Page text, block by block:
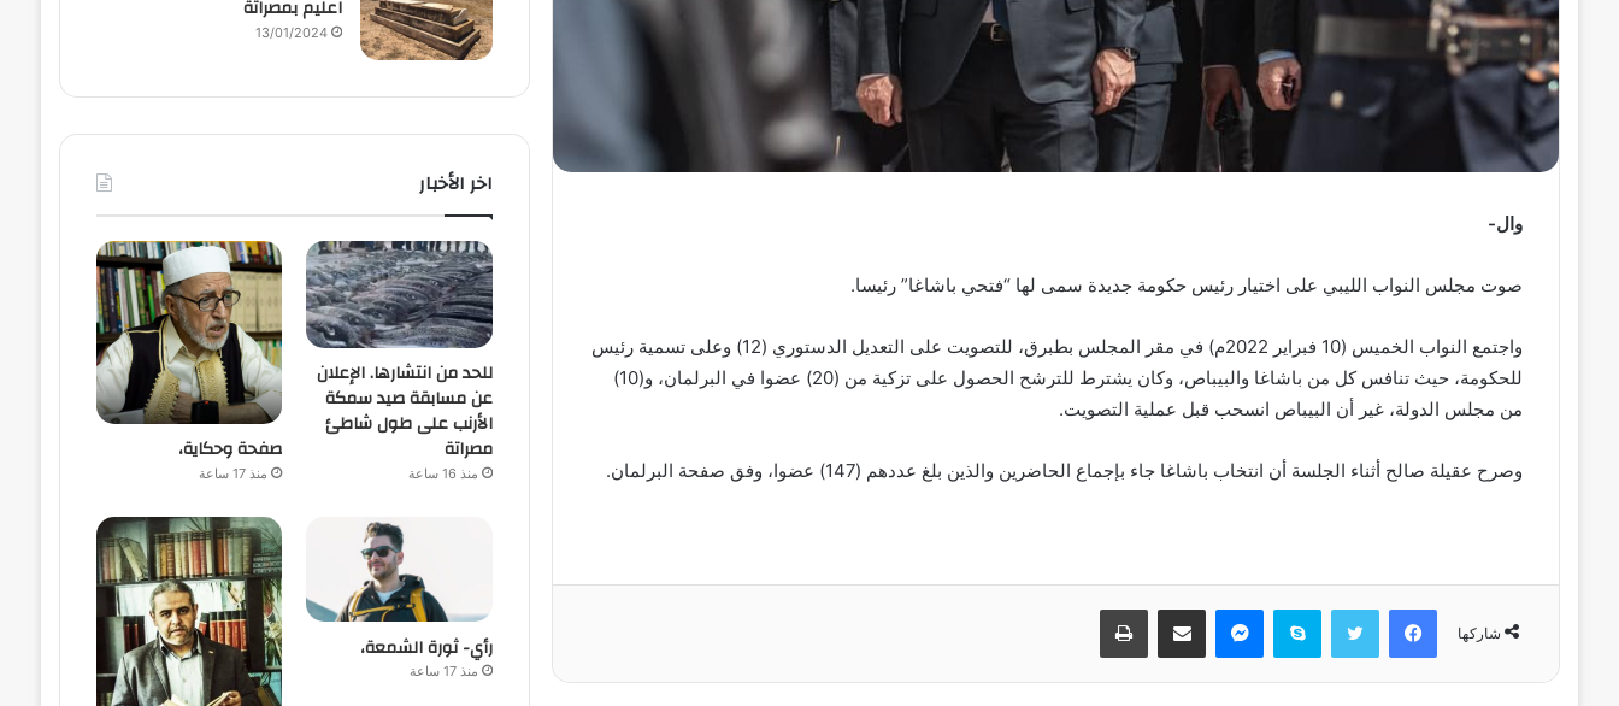
وال-
صوت مجلس النواب الليبي على اختيار رئيس حكومة جديدة سمى لها “فتحي باشاغا” رئيسا.
واجتمع النواب الخميس (10 فبراير 2022م) في مقر المجلس بطبرق، للتصويت على التعديل الدستوري (12) وعلى تسمية رئيس
للحكومة، حيث تنافس كل من باشاغا والبيباص، وكان يشترط للترشح الحصول على تزكية من (20) عضوا في البرلمان، و(10)
من مجلس الدولة، غير أن البيباص انسحب قبل عملية التصويت.
وصرح عقيلة صالح أثناء الجلسة أن انتخاب باشاغا جاء بإجماع الحاضرين والذين بلغ عددهم (147) عضوا، وفق صفحة البرلمان.
شاركها
فيسبوك تويتر سكايب ماسنجر مشاركة عبر البريد طباعة
اعليم بمصراتة
13/01/2024
اخر الأخبار
للحد من انتشارها. الإعلان
عن مسابقة صيد سمكة
الأرنب على طول شاطئ
مصراتة
منذ 16 ساعة
صفحة وحكاية،
منذ 17 ساعة
رأي- ثورة الشمعة،
منذ 17 ساعة